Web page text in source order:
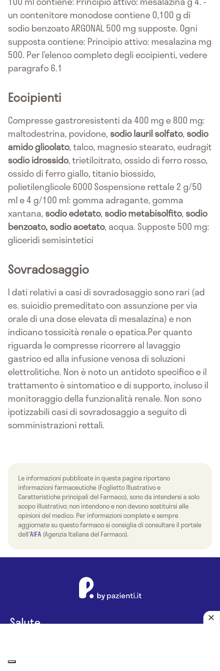
un contenitore monodose contiene 0,100 g di
sodio benzoato ARGONAL 500 mg supposte. Ogni
supposta contiene: Principio attivo: mesalazina mg
500. Per l’elenco completo degli eccipienti, vedere
paragrafo 6.1
Eccipienti
Compresse gastroresistenti da 400 mg e 800 mg:
maltodestrina, povidone, sodio lauril solfato, sodio
amido glicolato, talco, magnesio stearato, eudragit
sodio idrossido, trietilcitrato, ossido di ferro rosso,
ossido di ferro giallo, titanio biossido,
polietilenglicole 6000 Sospensione rettale 2 g/50
ml e 4 g/100 ml: gomma adragante, gomma
xantana, sodio edetato, sodio metabisolfito, sodio
benzoato, sodio acetato, acqua. Supposte 500 mg:
gliceridi semisintetici
Sovradosaggio
I dati relativi a casi di sovradosaggio sono rari (ad
es. suicidio premeditato con assunzione per via
orale di una dose elevata di mesalazina) e non
indicano tossicità renale o epatica.Per quanto
riguarda le compresse ricorrere al lavaggio
gastrico ed alla infusione venosa di soluzioni
elettrolitiche. Non è noto un antidoto specifico e il
trattamento è sintomatico e di supporto, incluso il
monitoraggio della funzionalità renale. Non sono
ipotizzabili casi di sovradosaggio a seguito di
somministrazioni rettali.
Le informazioni pubblicate in questa pagina riportano
informazioni farmaceutiche (Foglietto Illustrativo e
Caratteristiche principali del Farmaco), sono da intendersi a solo
scopo illustrativo; non intendono e non devono sostituirsi alle
opinioni del medico. Per informazioni complete e sempre
aggiornate su questo farmaco si consiglia di consultare il portale
dell'AIFA (Agenzia Italiana del Farmaco).
Salute
Diagnosi e Prevenzione